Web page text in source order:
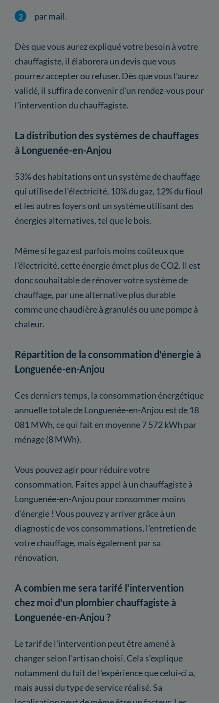
par mail.
Dès que vous aurez expliqué votre besoin à votre
chauffagiste, il élaborera un devis que vous
pourrez accepter ou refuser. Dès que vous l'aurez
validé, il suffira de convenir d'un rendez-vous pour
l'intervention du chauffagiste.
La distribution des systèmes de chauffages
à Longuenée-en-Anjou
53% des habitations ont un système de chauffage
qui utilise de l'électricité, 10% du gaz, 12% du fioul
et les autres foyers ont un système utilisant des
énergies alternatives, tel que le bois.
Même si le gaz est parfois moins coûteux que
l'électricité, cette énergie émet plus de CO2. Il est
donc souhaitable de rénover votre système de
chauffage, par une alternative plus durable
comme une chaudière à granulés ou une pompe à
chaleur.
Répartition de la consommation d'énergie à
Longuenée-en-Anjou
Ces derniers temps, la consommation énergétique
annuelle totale de Longuenée-en-Anjou est de 18
081 MWh, ce qui fait en moyenne 7 572 kWh par
ménage (8 MWh).
Vous pouvez agir pour réduire votre
consommation. Faites appel à un chauffagiste à
Longuenée-en-Anjou pour consommer moins
d'énergie ! Vous pouvez y arriver grâce à un
diagnostic de vos consommations, l'entretien de
votre chauffage, mais également par sa
rénovation.
A combien me sera tarifé l'intervention
chez moi d'un plombier chauffagiste à
Longuenée-en-Anjou ?
Le tarif de l'intervention peut être amené à
changer selon l'artisan choisi. Cela s'explique
notamment du fait de l'expérience que celui-ci a,
mais aussi du type de service réalisé. Sa